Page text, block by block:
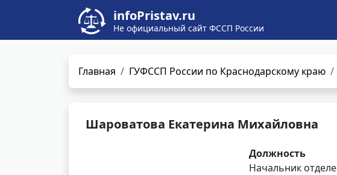
infoPristav.ru
Не официальный сайт ФССП России
Главная ГУФССП России по Краснодарскому краю
Шароватова Екатерина Михайловна
Должность
Начальник